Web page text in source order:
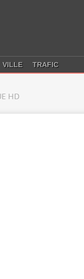
VILLE TRAFIC
HD